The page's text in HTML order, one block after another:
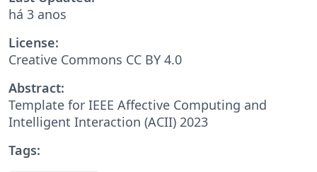
há 3 anos
License:
Creative Commons CC BY 4.0
Abstract:
Template for IEEE Affective Computing and
Intelligent Interaction (ACII) 2023
Tags: